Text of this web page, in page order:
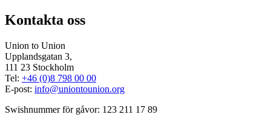
Kontakta oss
Union to Union
Upplandsgatan 3,
111 23 Stockholm
Tel: +46 (0)8 798 00 00
E-post: info@uniontounion.org
Swishnummer för gåvor: 123 211 17 89